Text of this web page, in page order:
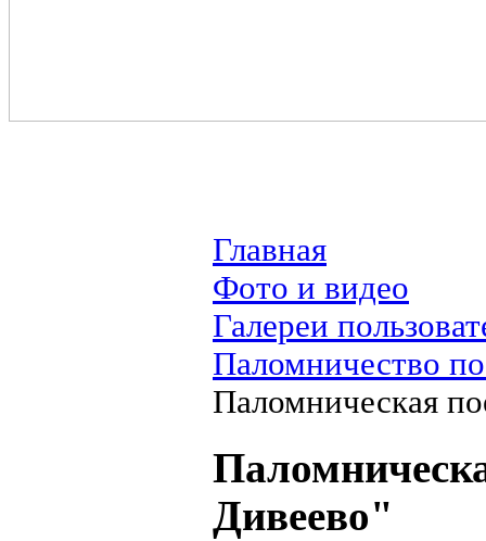
Главная
Фото и видео
Галереи
Паломничество
Паломническая
Дивеево"